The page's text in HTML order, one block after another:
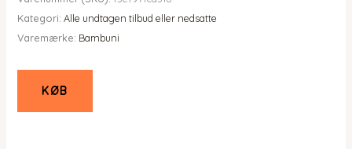
Kategori: Alle undtagen tilbud eller nedsatte
Varemærke: Bambuni
KØB